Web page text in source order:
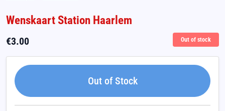
Wenskaart Station Haarlem
€3.00 Out of stock
Out of Stock